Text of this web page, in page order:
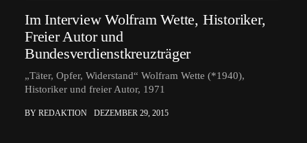
Im Interview Wolfram Wette, Historiker,
Freier Autor und
Bundesverdienstkreuzträger
„Täter, Opfer, Widerstand“ Wolfram Wette (*1940),
Historiker und freier Autor, 1971
BY REDAKTION DEZEMBER 29, 2015